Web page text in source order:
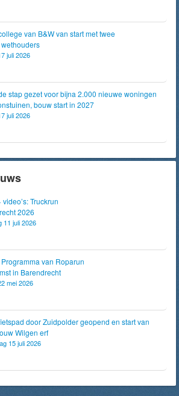
van B&W van start met twee
juli 2026
stap gezet voor bijna 2.000 nieuwe woningen
bouw start in 2027
juli 2026
video’s: Truckrun
2026
11 juli 2026
van Roparun
in Barendrecht
mei 2026
door Zuidpolder geopend en start van
Wilgen erf
15 juli 2026